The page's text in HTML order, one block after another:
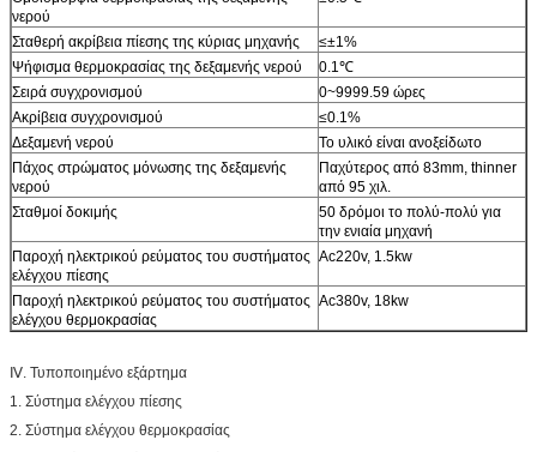
νερού
Σταθερή ακρίβεια πίεσης της κύριας μηχανής
≤±1%
Ψήφισμα θερμοκρασίας της δεξαμενής νερού
0.1℃
Σειρά συγχρονισμού
0~9999.59 ώρες
Ακρίβεια συγχρονισμού
≤0.1%
Δεξαμενή νερού
Το υλικό είναι ανοξείδωτο
Πάχος στρώματος μόνωσης της δεξαμενής
νερού
Παχύτερος από 83mm, thinner
από 95 χιλ.
Σταθμοί δοκιμής
50 δρόμοι το πολύ-πολύ για
την ενιαία μηχανή
Παροχή ηλεκτρικού ρεύματος του συστήματος
ελέγχου πίεσης
Ac220v, 1.5kw
Παροχή ηλεκτρικού ρεύματος του συστήματος
ελέγχου θερμοκρασίας
Ac380v, 18kw
Ⅳ. Τυποποιημένο εξάρτημα
1. Σύστημα ελέγχου πίεσης
2. Σύστημα ελέγχου θερμοκρασίας